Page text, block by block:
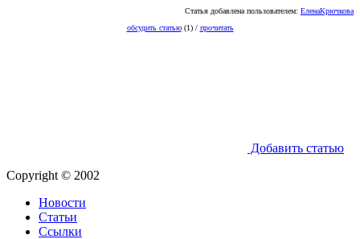
Статья добавлена пользователем: ЕленаКрючкова
обсудить статью(1) / прочитать
Добавить статью
Copyright © 2002
Новости
Статьи
Ссылки